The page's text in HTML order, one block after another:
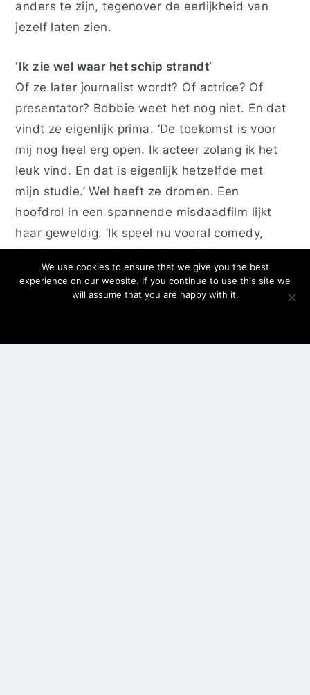
anders te zijn, tegenover de eerlijkheid van
jezelf laten zien.
‘Ik zie wel waar het schip strandt’
Of ze later journalist wordt? Of actrice? Of
presentator? Bobbie weet het nog niet. En dat
vindt ze eigenlijk prima. ‘De toekomst is voor
mij nog heel erg open. Ik acteer zolang ik het
leuk vind. En dat is eigenlijk hetzelfde met
mijn studie.’ Wel heeft ze dromen. Een
hoofdrol in een spannende misdaadfilm lijkt
haar geweldig. ‘Ik speel nu vooral comedy,
dus dat zou echt heel anders zijn.’
Over haar nieuwste film is ze vooral trots en
We use cookies to ensure that we give you the best
experience on our website. If you continue to use this site we
will assume that you are happy with it.